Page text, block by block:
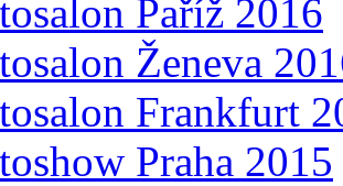
Paříž 2016
Ženeva
Frankfurt
Praha 2015